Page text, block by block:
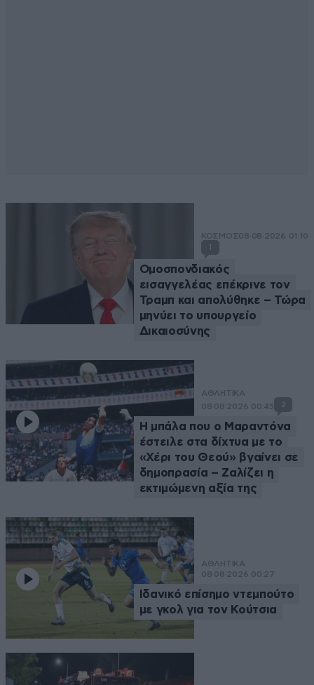
ΚΟΣΜΟΣ08·08·2026 01:10
1
Ομοσπονδιακός
εισαγγελέας επέκρινε τον
Τραμπ και απολύθηκε – Τώρα
μηνύει το υπουργείο
Δικαιοσύνης
ΑΘΛΗΤΙΚΑ
08·08·2026 00:45
2
Η μπάλα που ο Μαραντόνα
έστειλε στα δίχτυα με το
«Χέρι του Θεού» βγαίνει σε
δημοπρασία – Ζαλίζει η
εκτιμώμενη αξία της
ΑΘΛΗΤΙΚΑ
08·08·2026 00:27
Ιδανικό επίσημο ντεμπούτο
με γκολ για τον Κούτσια